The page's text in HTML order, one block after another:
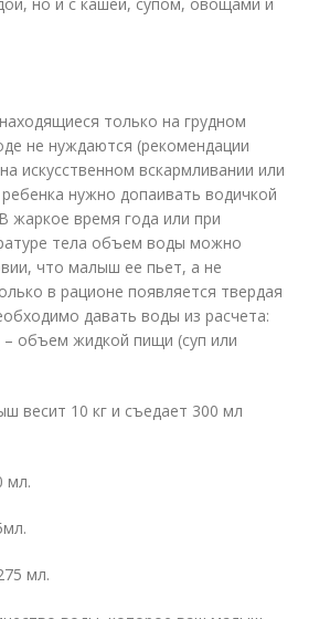
только на грудном
не нуждаются (рекомендации
искусственном вскармливании или
нужно допаивать водичкой
жаркое время года или при
тела объем воды можно
что малыш ее пьет, а не
в рационе появляется твердая
давать воды из расчета:
– объем жидкой пищи (суп или
весит 10 кг и съедает 300 мл
мл.
мл.